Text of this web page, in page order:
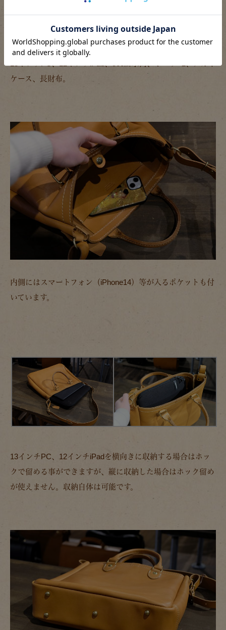
ケース、長財布。
内側にはスマートフォン（iPhone14）等が入るポケットも付
いています。
13インチPC、12インチiPadを横向きに収納する場合はホッ
クで留める事ができますが、縦に収納した場合はホック留め
が使えません。収納自体は可能です。